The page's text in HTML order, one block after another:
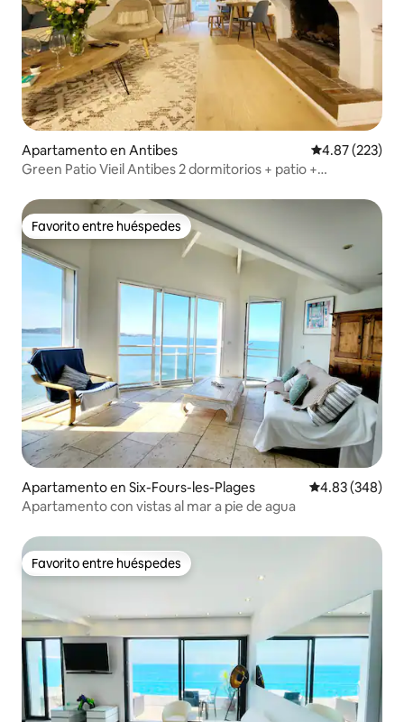
Apartamento en Antibes Calificación
4.87 (223)
Green Patio Vieil Antibes 2 dormitorios + patio +
Favorito entre huéspedes
Favorito entre huéspedes
Apartamento en Six-Fours-les-Plages Calificación
4.83 (348)
Apartamento con vistas al mar a pie de agua
Favorito entre huéspedes
Favorito entre huéspedes